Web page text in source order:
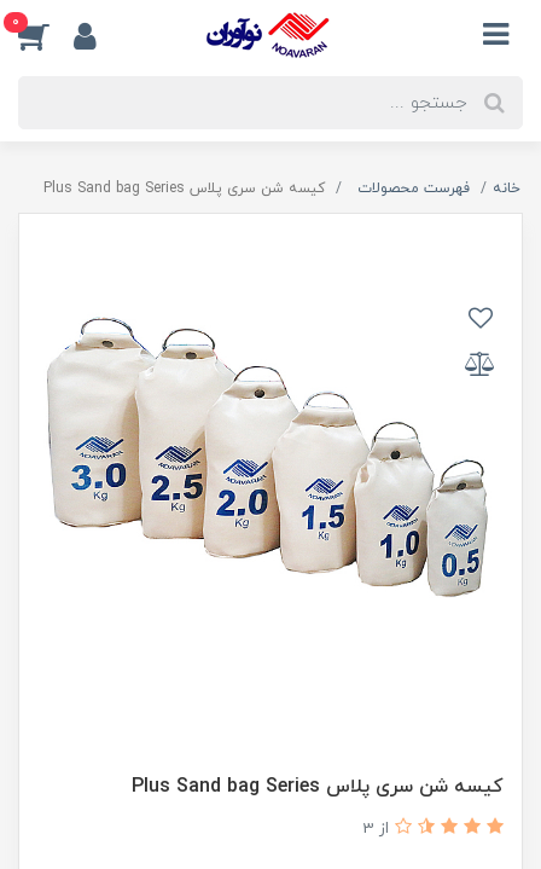
0
خانه فهرست محصولات کیسه شن سری پلاس Plus Sand bag Series
کیسه شن سری پلاس Plus Sand bag Series
از 3